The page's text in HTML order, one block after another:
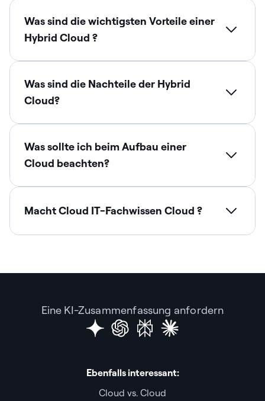
Was sind die wichtigsten Vorteile einer
Hybrid Cloud ?
Was sind die Nachteile der Hybrid
Cloud?
Was sollte ich beim Aufbau einer
Cloud beachten?
Macht Cloud IT-Fachwissen Cloud ?
Eine KI-Zusammenfassung anfordern
Ebenfalls interessant:
Cloud vs. Cloud